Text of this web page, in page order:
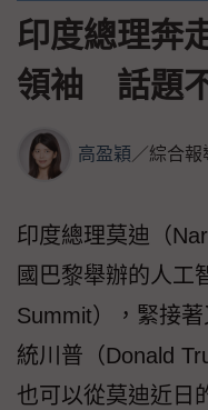
印度總理奔
領袖 話題
高盈穎／綜合報
印度總理莫迪（
國巴黎舉辦的人工
Summit），緊接
統川普（Donald
也可以從莫迪近日